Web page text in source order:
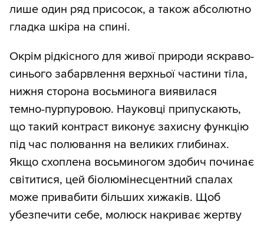
лише один ряд присосок, а також абсолютно
гладка шкіра на спині.
Окрім рідкісного для живої природи яскраво-
синього забарвлення верхньої частини тіла,
нижня сторона восьминога виявилася
темно-пурпуровою. Науковці припускають,
що такий контраст виконує захисну функцію
під час полювання на великих глибинах.
Якщо схоплена восьминогом здобич починає
світитися, цей біолюмінесцентний спалах
може привабити більших хижаків. Щоб
убезпечити себе, молюск накриває жертву